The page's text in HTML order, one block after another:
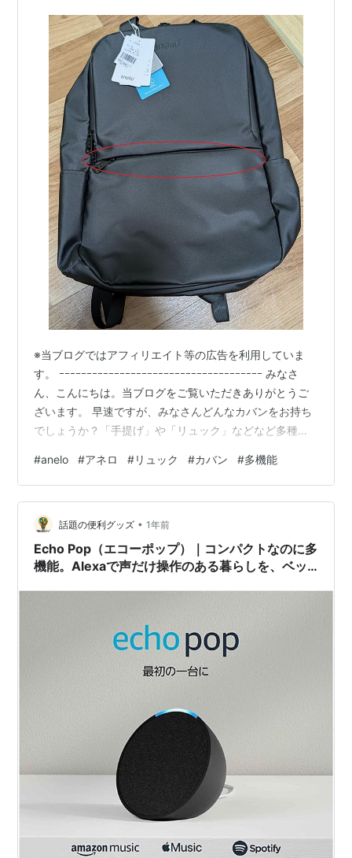
※当ブログではアフィリエイト等の広告を利用していま
す。 ｰｰｰｰｰｰｰｰｰｰｰｰｰｰｰｰｰｰｰｰｰｰｰｰｰｰｰｰｰｰｰｰｰｰｰｰｰ みなさ
ん、こんにちは。当ブログをご覧いただきありがとうご
ざいます。 早速ですが、みなさんどんなカバンをお持ち
でしょうか？「手提げ」や「リュック」などなど多種多
今回も、あまりに多機能でしたので、うれしがって、ご
紹介させていただこうと思います。（笑） 注）カバンは
違いますが、前回とほど同じ内容となります。。。
m(__)m ＊＊＊ 目次 ＊＊＊ ■ ご参考までに
（2025.05.24に掲載）■ リュックを買いに。。。■…
#anelo #アネロ #リュック #カバン #多機能
話題の便利グッズ • 1年前
Echo Pop（エコーポップ）｜コンパクトなのに多
機能。Alexaで声だけ操作のある暮らしを、ベッ